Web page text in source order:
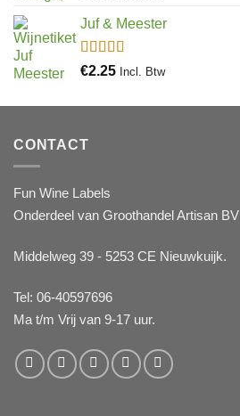
Juf & Meester
Gewaardeerd
€2.25 Incl. Btw
CONTACT
Fun Wine Labels
Onderdeel van Groothandel Artisan BV
Middelweg 39 - 5253 CE Nieuwkuijk.
Tel: 06-40597696
Ma t/m Vrij van 9-17 uur.